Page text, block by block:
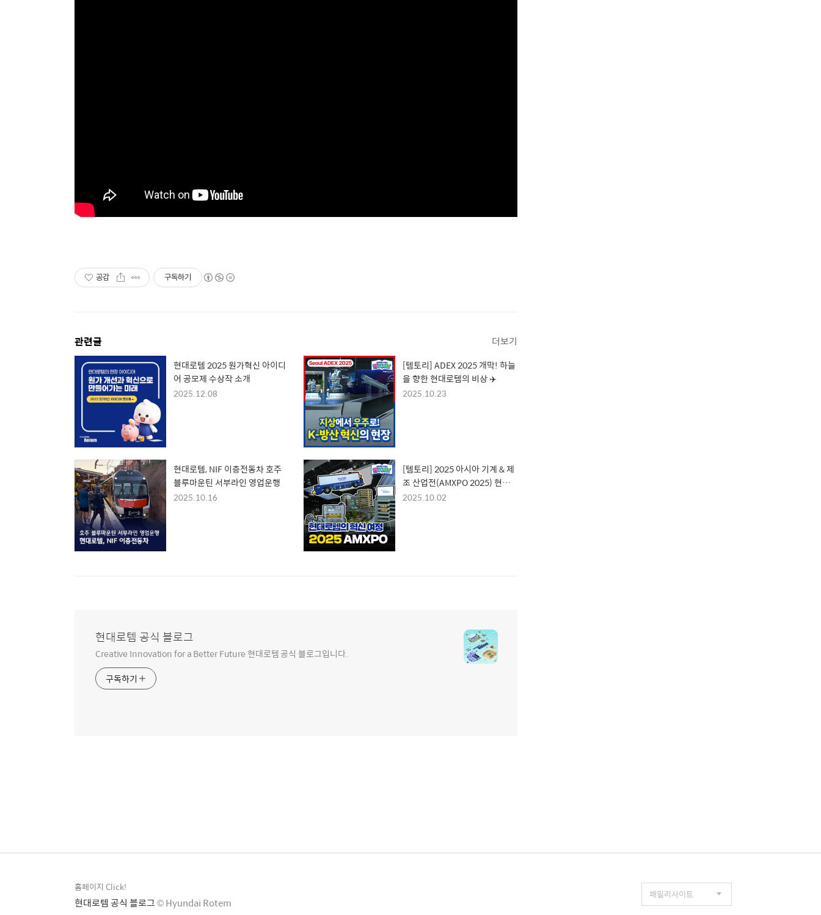
공감 구독하기
관련글 더보기
현대로템 2025 원가혁신 아이디
어 공모제 수상작 소개
2025.12.08
[템토리] ADEX 2025 개막! 하늘
을 향한 현대로템의 비상 ✈️
2025.10.23
현대로템, NIF 이층전동차 호주
블루마운틴 서부라인 영업운행
2025.10.16
[템토리] 2025 아시아 기계 & 제
조 산업전(AMXPO 2025) 현대
로템 부스 현장속으로
2025.10.02
현대로템 공식 블로그
Creative Innovation for a Better Future 현대로템 공식 블로그입니다.
구독하기
홈페이지 Click!
현대로템 공식 블로그© Hyundai Rotem